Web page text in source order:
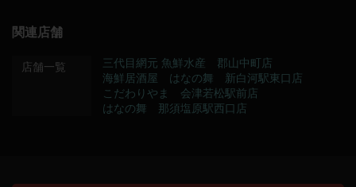
関連店舗
店舗一覧
三代目網元 魚鮮水産 郡山中町店
海鮮居酒屋 はなの舞 新白河駅東口店
こだわりやま 会津若松駅前店
はなの舞 那須塩原駅西口店